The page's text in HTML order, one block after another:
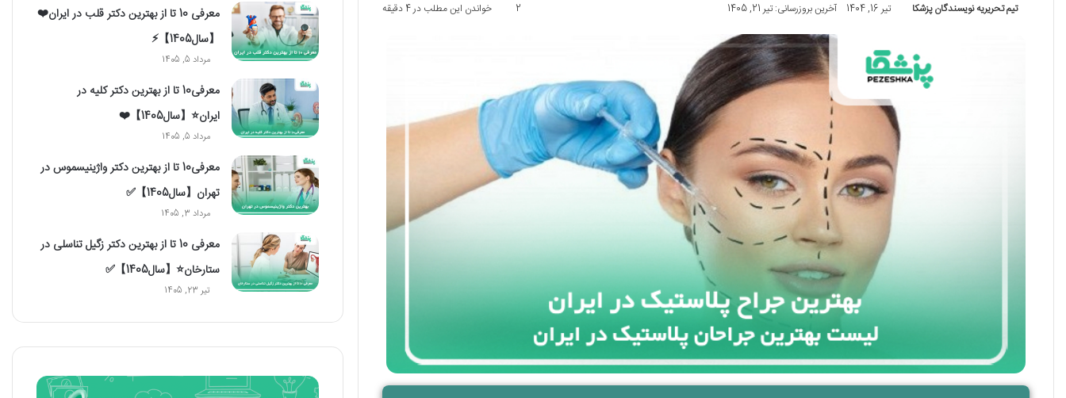
تیم تحریریه نویسندگان پزشکا تیر 16, 1404 آخرین بروزرسانی: تیر 21, 1405 2 خواندن این مطلب در 4 دقیقه
معرفی 10 تا از بهترین دکتر قلب در ایران❤️
【سال1405】⚡️
مرداد 5, 1405
معرفی10 تا از بهترین دکتر کلیه در
ایران⭐【سال1405】❤️
مرداد 5, 1405
معرفی10 تا از بهترین دکتر واژینیسموس در
تهران【سال1405】✅
مرداد 3, 1405
معرفی 10 تا از بهترین دکتر زگیل تناسلی در
ستارخان⭐【سال1405】✅
تیر 23, 1405